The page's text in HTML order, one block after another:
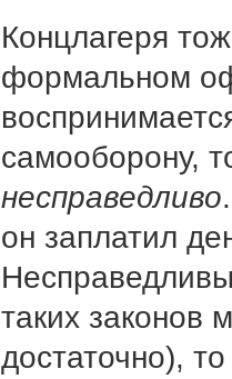
Концлагеря
формальном
самооборону,
несправедливо
он заплатил
таких законов
достаточно),